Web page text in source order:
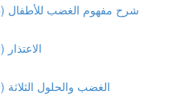
شرح مفهوم الغضب للأطفال (9:15)
الاعتذار (3:29)
الغضب والحلول الثلاثة (5:39)